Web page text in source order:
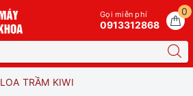
0
Gọi miễn phí
0913312868
LOA TRẦM KIWI